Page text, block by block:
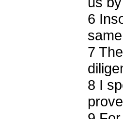
6
7
8 I